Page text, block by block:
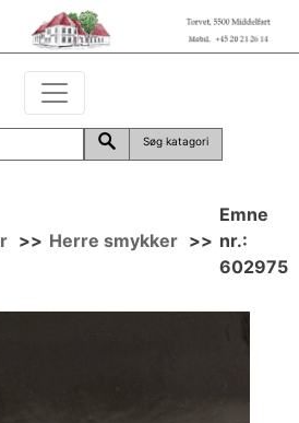
Søg katagori
>> Herre smykker >>
Emne
nr.:
602975